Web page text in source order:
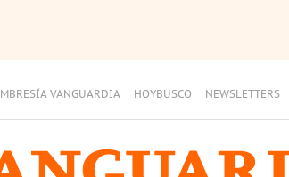
VANGUARDIA HOYBUSCO NEWSLETTERS